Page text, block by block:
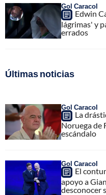
Gol Caracol
Edwin
lágrimas' y
errados
Últimas noticias
Gol Caracol
La
Noruega de
escándalo
Gol Caracol
El
apoyo a
desconocer